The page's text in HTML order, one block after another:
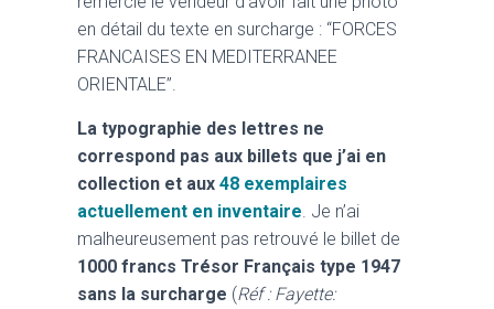
en détail du texte en surcharge : “FORCES
FRANCAISES EN MEDITERRANEE
ORIENTALE”.
La typographie des lettres ne
correspond pas aux billets que j’ai en
collection et aux 48 exemplaires
actuellement en inventaire. Je n’ai
malheureusement pas retrouvé le billet de
1000 francs Trésor Français type 1947
sans la surcharge (Réf : Fayette: